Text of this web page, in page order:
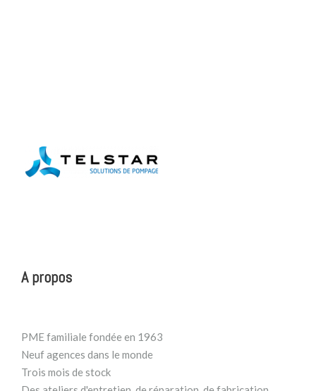
A propos
PME familiale fondée en 1963
Neuf agences dans le monde
Trois mois de stock